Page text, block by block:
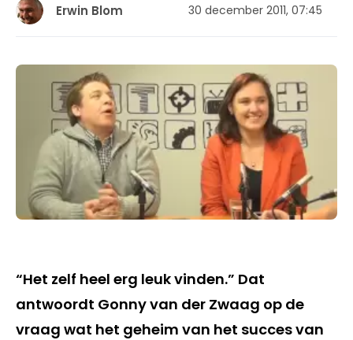
Erwin Blom 30 december 2011, 07:45
“Het zelf heel erg leuk vinden.” Dat
antwoordt Gonny van der Zwaag op de
vraag wat het geheim van het succes van